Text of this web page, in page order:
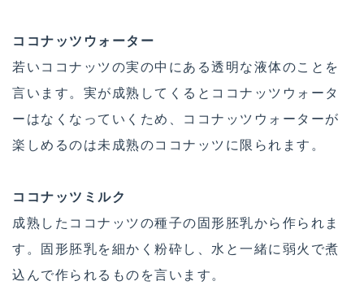
ココナッツウォーター
若いココナッツの実の中にある透明な液体のことを
言います。実が成熟してくるとココナッツウォータ
ーはなくなっていくため、ココナッツウォーターが
楽しめるのは未成熟のココナッツに限られます。
ココナッツミルク
成熟したココナッツの種子の固形胚乳から作られま
す。固形胚乳を細かく粉砕し、水と一緒に弱火で煮
込んで作られるものを言います。